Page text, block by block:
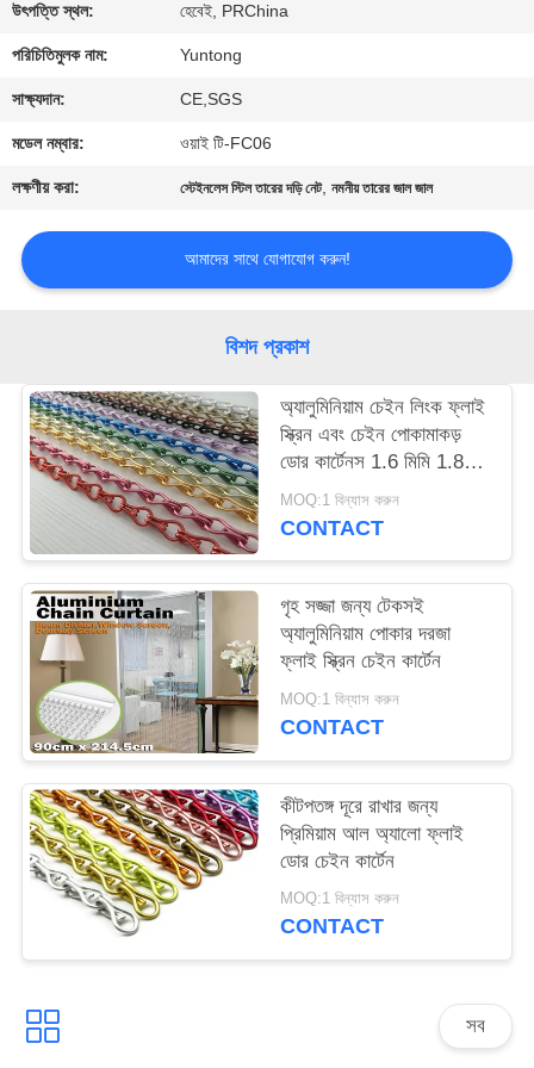
নিয়ন্ত্রণ
যোগাযোগ
করুন
উদ্ধৃতির
সাইট
ম্যাপ
PRIVACY
POLICY
উৎপত্তি স্থল: হেবেই, PRChina
পরিচিতিমুলক নাম: Yuntong
সাক্ষ্যদান: CE,SGS
মডেল নম্বার: ওয়াই টি-FC06
লক্ষণীয় করা: স্টেইনলেস স্টিল তারের দড়ি নেট,নমনীয় তারের জাল জাল
আমাদের সাথে যোগাযোগ করুন!
বিশদ প্রকাশ
অ্যালুমিনিয়াম চেইন লিংক ফ্লাই
স্ক্রিন এবং চেইন পোকামাকড়
ডোর কার্টেনস 1.6 মিমি 1.8
মিমি 2.0 মিমি
MOQ:1 বিন্যাস করুন
CONTACT
গৃহ সজ্জা জন্য টেকসই
অ্যালুমিনিয়াম পোকার দরজা
ফ্লাই স্ক্রিন চেইন কার্টেন
MOQ:1 বিন্যাস করুন
CONTACT
কীটপতঙ্গ দূরে রাখার জন্য
প্রিমিয়াম আল অ্যালো ফ্লাই
ডোর চেইন কার্টেন
MOQ:1 বিন্যাস করুন
CONTACT
সব